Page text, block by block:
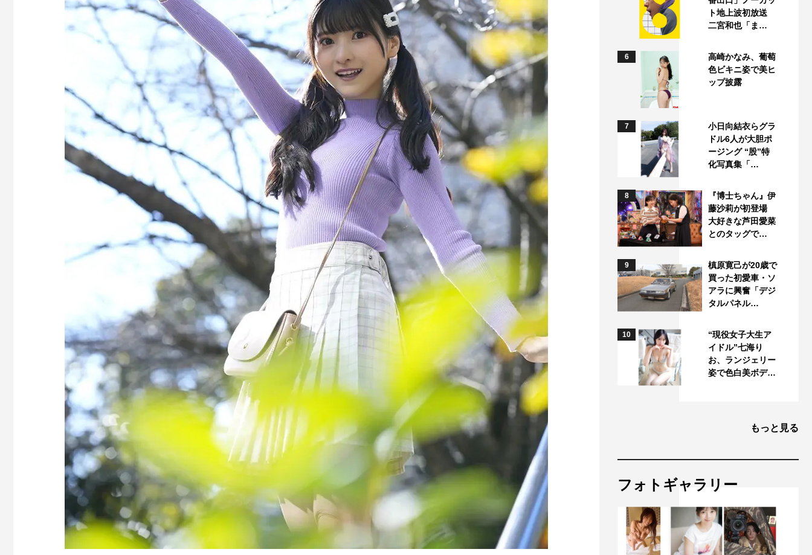
ト地上波初放送
二宮和也「ま…
6
高崎かなみ、葡萄
色ビキニ姿で美ヒ
ップ披露
7
小日向結衣らグラ
ドル6人が大胆ポ
ージング “股”特
化写真集「…
8
『博士ちゃん』伊
藤沙莉が初登場
大好きな芦田愛菜
とのタッグで…
9
槙原寛己が20歳で
買った初愛車・ソ
アラに興奮「デジ
タルパネル…
10
“現役女子大生ア
イドル”七海り
お、ランジェリー
姿で色白美ボデ…
もっと見る
フォトギャラリー